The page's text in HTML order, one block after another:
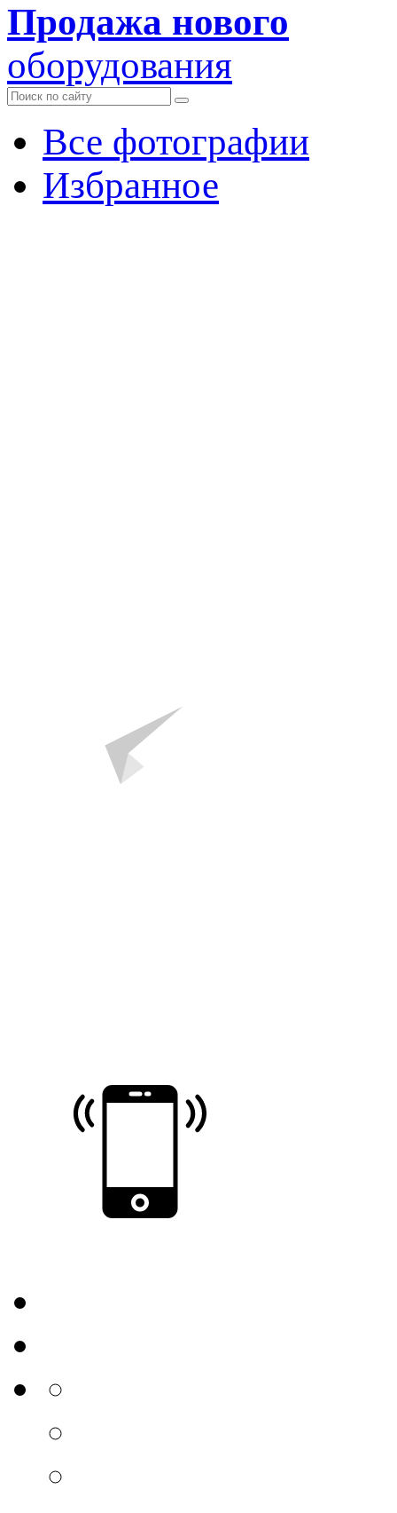
Продажа нового
оборудования
Все фотографии
Избранное